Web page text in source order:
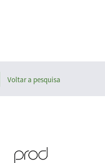
Voltar a pesquisa